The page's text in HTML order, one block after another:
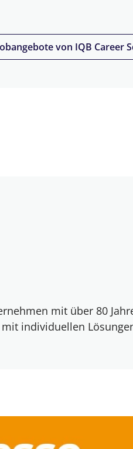
von IQB Career
mit über 80
individuellen